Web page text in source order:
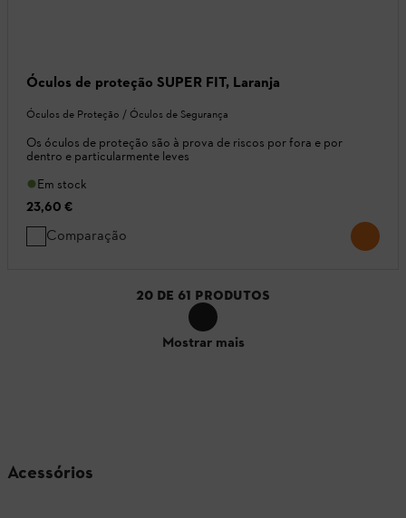
Óculos de proteção SUPER FIT, Laranja
Óculos de Proteção / Óculos de Segurança
Os óculos de proteção são à prova de riscos por fora e por
dentro e particularmente leves
Em stock
23,60 €
Comparação
20 DE 61 PRODUTOS
Mostrar mais
Acessórios